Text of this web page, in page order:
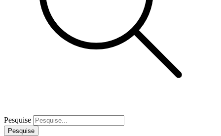
Pesquise
Pesquise